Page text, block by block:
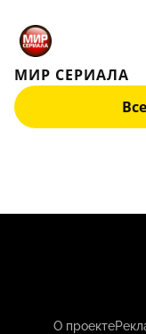
МИР СЕРИАЛА
О проекте